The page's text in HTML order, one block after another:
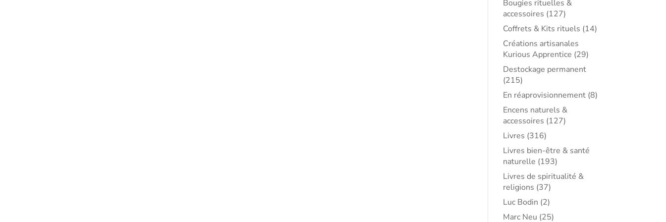
Bougies rituelles &
accessoires (127)
Coffrets & Kits rituels (14)
Créations artisanales
Kurious Apprentice (29)
Destockage permanent
(215)
En réaprovisionnement (8)
Encens naturels &
accessoires (127)
Livres (316)
Livres bien-être & santé
naturelle (193)
Livres de spiritualité &
religions (37)
Luc Bodin (2)
Marc Neu (25)